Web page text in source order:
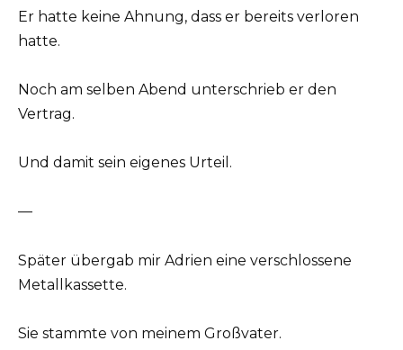
Er hatte keine Ahnung, dass er bereits verloren
hatte.
Noch am selben Abend unterschrieb er den
Vertrag.
Und damit sein eigenes Urteil.
—
Später übergab mir Adrien eine verschlossene
Metallkassette.
Sie stammte von meinem Großvater.